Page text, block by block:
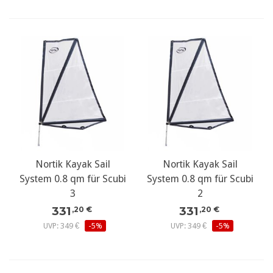
Nortik Kayak Sail
System 0.8 qm für Scubi
3
331 ,20 €
UVP: 349 €
-5%
Nortik Kayak Sail
System 0.8 qm für Scubi
2
331 ,20 €
UVP: 349 €
-5%